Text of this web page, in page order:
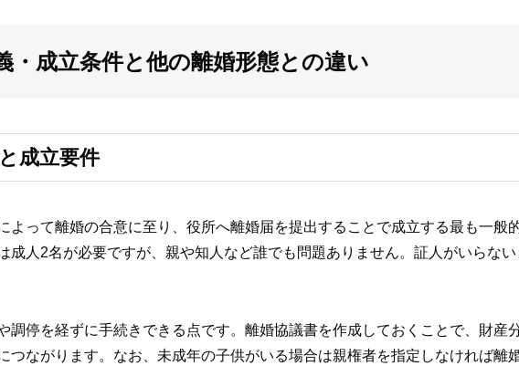
・成立条件と他の離婚形態との違い
成立要件
よって離婚の合意に至り、役所へ離婚届を提出することで成立する最も一般
成人2名が必要ですが、親や知人など誰でも問題ありません。証人がいらな
調停を経ずに手続きできる点です。離婚協議書を作成しておくことで、財産
つながります。なお、未成年の子供がいる場合は親権者を指定しなければ離